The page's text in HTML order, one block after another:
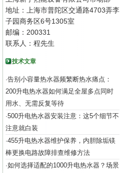
地址：上海市普陀区交通路4703弄李
子园商务区6号1305室
邮编：200331
联系人：程先生
技术文章
·告别小容量热水器频繁断热水痛点：
200升电热水器如何满足全屋多点同时
用水、无需反复等待
·500升电热水器安装注意：这5个细节不
注意就白装
·455升电热水器维护保养，内胆除垢镁
棒更换电路故障排查维修方法
·如何选择适配的1000升电热水器？场景